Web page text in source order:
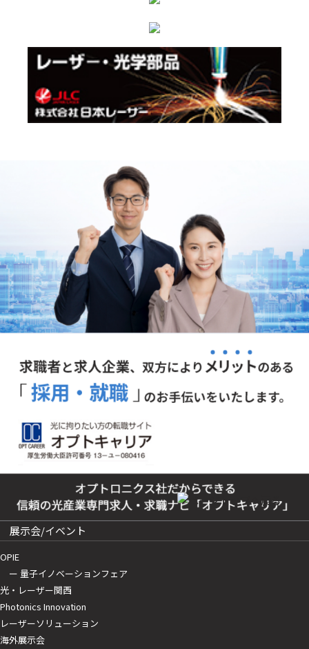
展示会/イベント
OPIE
ー 量子イノベーションフェア
光・レーザー関西
Photonics Innovation
レーザーソリューション
海外展示会